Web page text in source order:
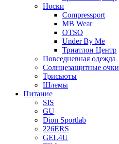
Носки
Compressport
MB Wear
OTSO
Under By Me
Триатлон Центр
Повседневная одежда
Солнцезащитные очки
Трисьюты
Шлемы
Питание
SIS
GU
Dion Sportlab
226ERS
GEL4U